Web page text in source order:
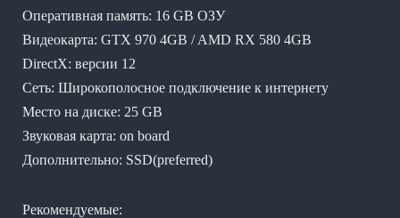
Оперативная память: 16 GB ОЗУ
Видеокарта: GTX 970 4GB / AMD RX 580 4GB
DirectX: версии 12
Сеть: Широкополосное подключение к интернету
Место на диске: 25 GB
Звуковая карта: on board
Дополнительно: SSD(preferred)
Рекомендуемые: